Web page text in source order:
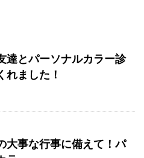
達とパーソナルカラー診
れました！
大事な行事に備えて！パ